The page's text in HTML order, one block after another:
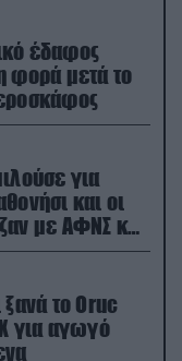
έδαφος
φορά μετά το
για
και οι
με ΑΦΝΣ και
το Oruc
για αγωγό